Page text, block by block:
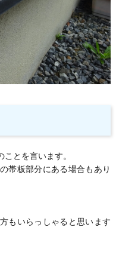
とを言います。
帯板部分にある場合もあり
もいらっしゃると思います